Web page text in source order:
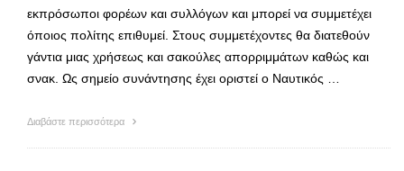
εκπρόσωποι φορέων και συλλόγων και μπορεί να συμμετέχει
όποιος πολίτης επιθυμεί. Στους συμμετέχοντες θα διατεθούν
γάντια μιας χρήσεως και σακούλες απορριμμάτων καθώς και
σνακ. Ως σημείο συνάντησης έχει οριστεί ο Ναυτικός …
Διαβάστε περισσότερα